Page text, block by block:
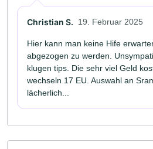
Christian S. 19. Februar 2025
Hier kann man keine Hife
abgezogen zu werden.
klugen tips. Die sehr viel Geld
wechseln 17 EU. Auswahl an
lächerlich...